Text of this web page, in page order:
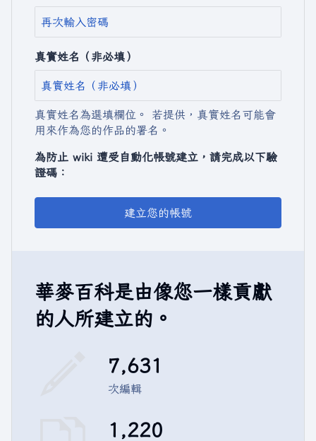
真實姓名（非必填）
真實姓名為選填欄位。 若提供，真實姓名可能會
用來作為您的作品的署名。
為防止 wiki 遭受自動化帳號建立，請完成以下驗
證碼：
建立您的帳號
華麥百科是由像您一樣貢獻
的人所建立的。
7,631
次編輯
1,220